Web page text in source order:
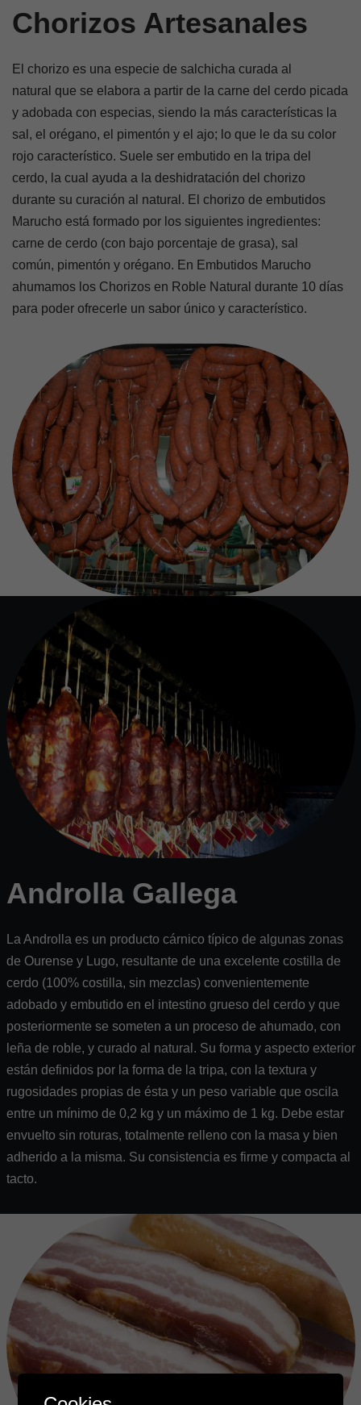
Chorizos Artesanales
El chorizo es una especie de salchicha curada al
natural que se elabora a partir de la carne del cerdo picada
y adobada con especias, siendo la más características la
sal, el orégano, el pimentón y el ajo; lo que le da su color
rojo característico. Suele ser embutido en la tripa del
cerdo, la cual ayuda a la deshidratación del chorizo
durante su curación al natural. El chorizo de embutidos
Marucho está formado por los siguientes ingredientes:
carne de cerdo (con bajo porcentaje de grasa), sal
común, pimentón y orégano. En Embutidos Marucho
ahumamos los Chorizos en Roble Natural durante 10 días
para poder ofrecerle un sabor único y característico.
Androlla Gallega
La Androlla es un producto cárnico típico de algunas zonas
de Ourense y Lugo, resultante de una excelente costilla de
cerdo (100% costilla, sin mezclas) convenientemente
adobado y embutido en el intestino grueso del cerdo y que
posteriormente se someten a un proceso de ahumado, con
leña de roble, y curado al natural. Su forma y aspecto exterior
están definidos por la forma de la tripa, con la textura y
rugosidades propias de ésta y un peso variable que oscila
entre un mínimo de 0,2 kg y un máximo de 1 kg. Debe estar
envuelto sin roturas, totalmente relleno con la masa y bien
adherido a la misma. Su consistencia es firme y compacta al
tacto.